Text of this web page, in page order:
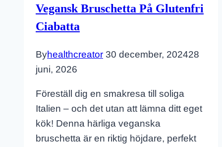
Vegansk Bruschetta På Glutenfri
Ciabatta
Byhealthcreator 30 december, 202428
juni, 2026
Föreställ dig en smakresa till soliga
Italien – och det utan att lämna ditt eget
kök! Denna härliga veganska
bruschetta är en riktig höjdare, perfekt